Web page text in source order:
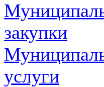
закупки
услуги